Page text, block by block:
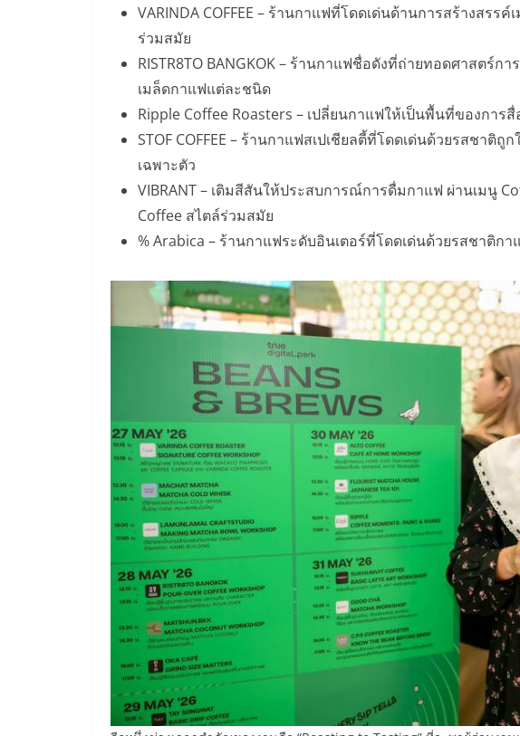
VARINDA COFFEE – ร้านกาแฟที่โดดเด่นด้านการสร้างสร
ร่วมสมัย
RISTR8TO BANGKOK – ร้านกาแฟชื่อดังที่ถ่ายทอดศาสตร์ก
เมล็ดกาแฟแต่ละชนิด
Ripple Coffee Roasters – เปลี่ยนกาแฟให้เป็นพื้นที่ของการ
STOF COFFEE – ร้านกาแฟสเปเชียลตี้ที่โดดเด่นด้วยรสชา
เฉพาะตัว
VIBRANT – เติมสีสันให้ประสบการณ์การดื่มกาแฟ ผ่านเมนู
Coffee สไตล์ร่วมสมัย
% Arabica – ร้านกาแฟระดับอินเตอร์ที่โดดเด่นด้วยรสชาติก